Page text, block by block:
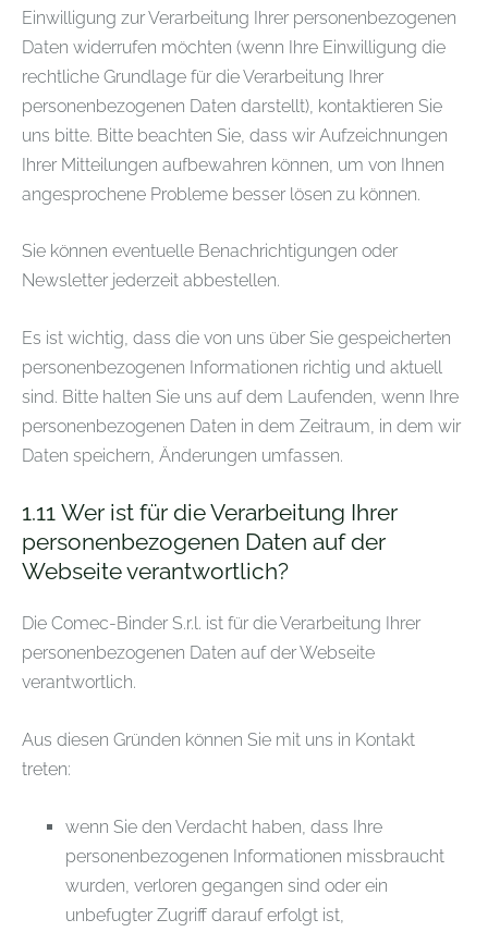
Einwilligung zur Verarbeitung Ihrer personenbezogenen
Daten widerrufen möchten (wenn Ihre Einwilligung die
rechtliche Grundlage für die Verarbeitung Ihrer
personenbezogenen Daten darstellt), kontaktieren Sie
uns bitte. Bitte beachten Sie, dass wir Aufzeichnungen
Ihrer Mitteilungen aufbewahren können, um von Ihnen
angesprochene Probleme besser lösen zu können.
Sie können eventuelle Benachrichtigungen oder
Newsletter jederzeit abbestellen.
Es ist wichtig, dass die von uns über Sie gespeicherten
personenbezogenen Informationen richtig und aktuell
sind. Bitte halten Sie uns auf dem Laufenden, wenn Ihre
personenbezogenen Daten in dem Zeitraum, in dem wir
Daten speichern, Änderungen umfassen.
1.11 Wer ist für die Verarbeitung Ihrer
personenbezogenen Daten auf der
Webseite verantwortlich?
Die Comec-Binder S.r.l. ist für die Verarbeitung Ihrer
personenbezogenen Daten auf der Webseite
verantwortlich.
Aus diesen Gründen können Sie mit uns in Kontakt
treten:
wenn Sie den Verdacht haben, dass Ihre
personenbezogenen Informationen missbraucht
wurden, verloren gegangen sind oder ein
unbefugter Zugriff darauf erfolgt ist,